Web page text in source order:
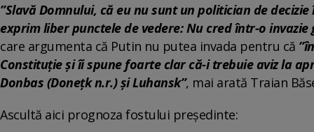
”Slavă Domnului, că eu nu sunt un politician de
exprim liber punctele de vedere: Nu cred într-o invazie
care argumenta că Putin nu putea invada pentru că
Constituție și îi spune foarte clar că-i trebuie aviz la
Donbas (Donețk n.r.) și Luhansk”, mai arată Traian
Ascultă aici prognoza fostului președinte: